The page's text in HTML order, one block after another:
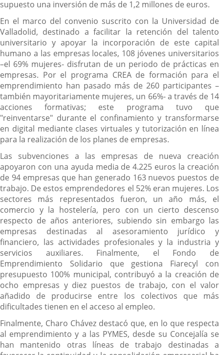
supuesto una inversión de más de 1,2 millones de euros.
En el marco del convenio suscrito con la Universidad de
Valladolid, destinado a facilitar la retención del talento
universitario y apoyar la incorporación de este capital
humano a las empresas locales, 108 jóvenes universitarios
–el 69% mujeres- disfrutan de un periodo de prácticas en
empresas. Por el programa CREA de formación para el
emprendimiento han pasado más de 260 participantes –
también mayoritariamente mujeres, un 66%- a través de 14
acciones formativas; este programa tuvo que
"reinventarse" durante el confinamiento y transformarse
en digital mediante clases virtuales y tutorización en línea
para la realización de los planes de empresas.
Las subvenciones a las empresas de nueva creación
apoyaron con una ayuda media de 4.225 euros la creación
de 94 empresas que han generado 163 nuevos puestos de
trabajo. De estos emprendedores el 52% eran mujeres. Los
sectores más representados fueron, un año más, el
comercio y la hostelería, pero con un cierto descenso
respecto de años anteriores, subiendo sin embargo las
empresas destinadas al asesoramiento jurídico y
financiero, las actividades profesionales y la industria y
servicios auxiliares. Finalmente, el Fondo de
Emprendimiento Solidario que gestiona Fiarecyl con
presupuesto 100% municipal, contribuyó a la creación de
ocho empresas y diez puestos de trabajo, con el valor
añadido de producirse entre los colectivos que más
dificultades tienen en el acceso al empleo.
Finalmente, Charo Chávez destacó que, en lo que respecta
al emprendimiento y a las PYMES, desde su Concejalía se
han mantenido otras líneas de trabajo destinadas a